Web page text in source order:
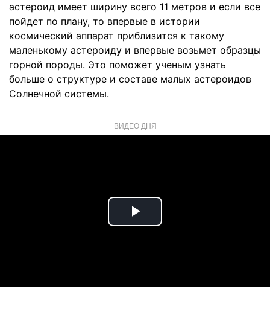
астероид имеет ширину всего 11 метров и если все
пойдет по плану, то впервые в истории
космический аппарат приблизится к такому
маленькому астероиду и впервые возьмет образцы
горной породы. Это поможет ученым узнать
больше о структуре и составе малых астероидов
Солнечной системы.
ВИДЕО ДНЯ
Play